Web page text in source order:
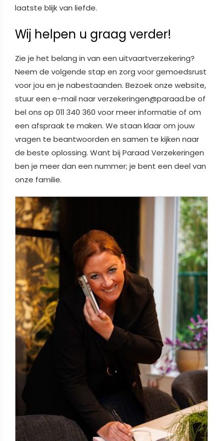
laatste blijk van liefde.
Wij helpen u graag verder!
Zie je het belang in van een uitvaartverzekering?
Neem de volgende stap en zorg voor gemoedsrust
voor jou en je nabestaanden. Bezoek onze website,
stuur een e-mail naar verzekeringen@paraad.be of
bel ons op 011 340 360 voor meer informatie of om
een afspraak te maken. We staan klaar om jouw
vragen te beantwoorden en samen te kijken naar
de beste oplossing. Want bij Paraad Verzekeringen
ben je meer dan een nummer; je bent een deel van
onze familie.